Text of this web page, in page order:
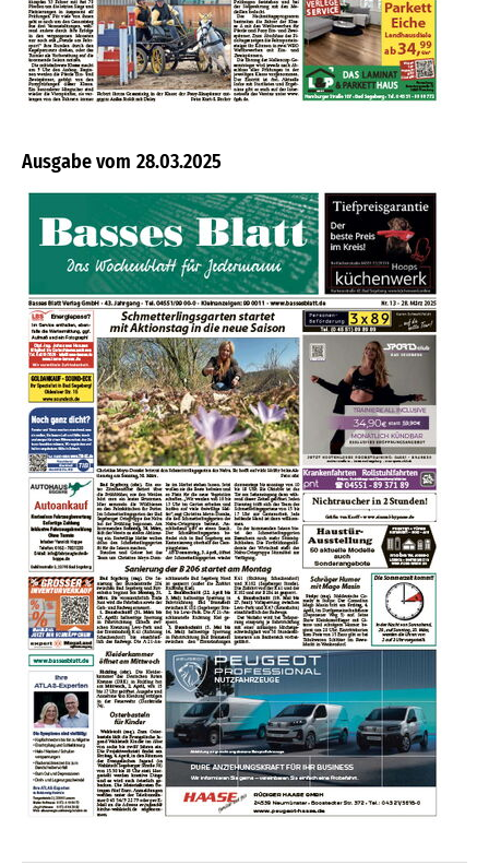
28.03.2025